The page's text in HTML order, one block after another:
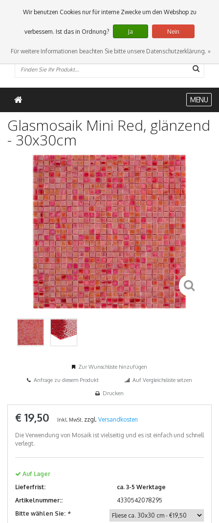
0 Artikel
MENU
Glasmosaik Mini Red, glänzend
- 30x30cm
Zur Wunschliste hinzufügen
Anfrage zu diesem Produkt
Auf Vergleichsliste setzen
Drucken
€ 19,50 Inkl. MwSt. zzgl. Versandkosten
Die Verwendung von Mosaik ist vielseitig und es ist einfach und schnell
verlegt.
Auf Lager
Lieferfrist:
ca. 3-5 Werktage
Artikelnummer::
4330542078295
Bitte wählen Sie: *
Wir benutzen Cookies nur für interne Zwecke um den Webshop zu
verbessern. Ist das in Ordnung? Ja Nein
Für weitere Informationen beachten Sie bitte unsere Datenschutzerklärung. »